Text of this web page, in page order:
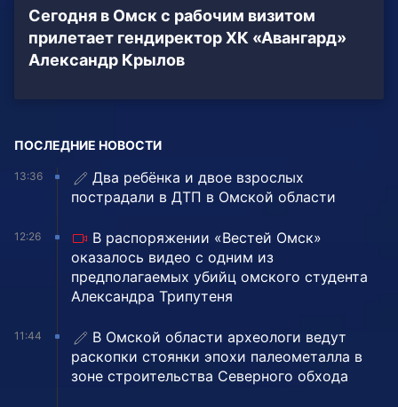
Сегодня в Омск с рабочим визитом
прилетает гендиректор ХК «Авангард»
Александр Крылов
ПОСЛЕДНИЕ НОВОСТИ
13:36
Два ребёнка и двое взрослых
пострадали в ДТП в Омской области
12:26
В распоряжении «Вестей Омск»
оказалось видео с одним из
предполагаемых убийц омского студента
Александра Трипутеня
11:44
В Омской области археологи ведут
раскопки стоянки эпохи палеометалла в
зоне строительства Северного обхода